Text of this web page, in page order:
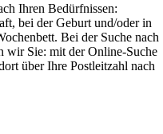
Ihren Bedürfnissen:
bei der Geburt und/oder in
Bei der Suche nach
wir Sie: mit der Online-Suche
über Ihre Postleitzahl nach